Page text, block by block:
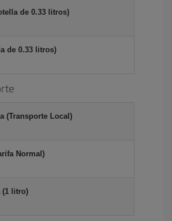
de 0.33 litros)
de 0.33 litros)
(Transporte Local)
Normal)
(1 litro)